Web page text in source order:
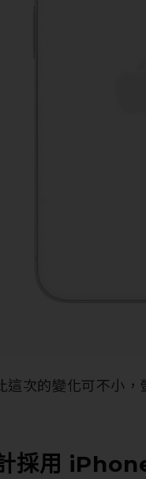
這次的變化可不小
採用